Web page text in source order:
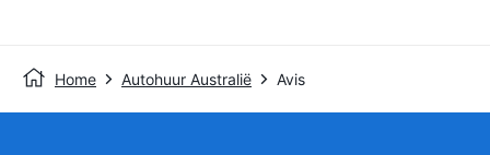
Home Autohuur Australië Avis